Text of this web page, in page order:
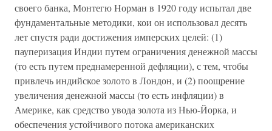
своего банка, Монтегю Норман в 1920 году испытал две
фундаментальные методики, кои он использовал десять
лет спустя ради достижения имперских целей: (1)
пауперизация Индии путем ограничения денежной массы
(то есть путем преднамеренной дефляции), с тем, чтобы
привлечь индийское золото в Лондон, и (2) поощрение
увеличения денежной массы (то есть инфляции) в
Америке, как средство увода золота из Нью-Йорка, и
обеспечения устойчивого потока американских